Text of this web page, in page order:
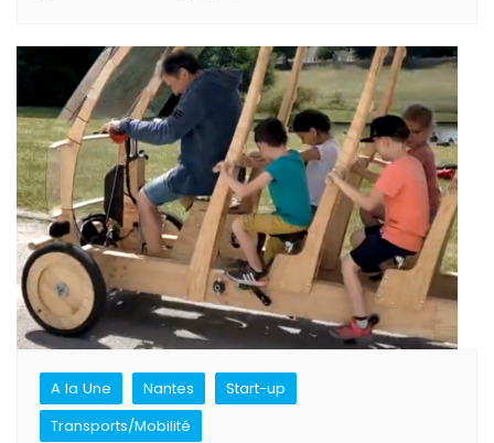
A la Une Nantes
Start-up
Transports/Mobilité